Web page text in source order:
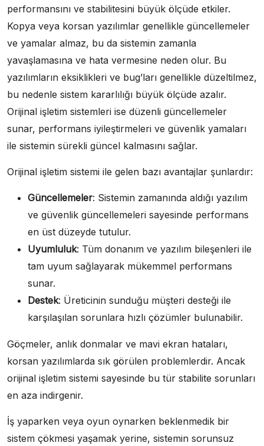
performansını ve stabilitesini büyük ölçüde etkiler.
Kopya veya korsan yazılımlar genellikle güncellemeler
ve yamalar almaz, bu da sistemin zamanla
yavaşlamasına ve hata vermesine neden olur. Bu
yazılımların eksiklikleri ve bug’ları genellikle düzeltilmez,
bu nedenle sistem kararlılığı büyük ölçüde azalır.
Orijinal işletim sistemleri ise düzenli güncellemeler
sunar, performans iyileştirmeleri ve güvenlik yamaları
ile sistemin sürekli güncel kalmasını sağlar.
Orijinal işletim sistemi ile gelen bazı avantajlar şunlardır:
Güncellemeler: Sistemin zamanında aldığı yazılım
ve güvenlik güncellemeleri sayesinde performans
en üst düzeyde tutulur.
Uyumluluk: Tüm donanım ve yazılım bileşenleri ile
tam uyum sağlayarak mükemmel performans
sunar.
Destek: Üreticinin sunduğu müşteri desteği ile
karşılaşılan sorunlara hızlı çözümler bulunabilir.
Göçmeler, anlık donmalar ve mavi ekran hataları,
korsan yazılımlarda sık görülen problemlerdir. Ancak
orijinal işletim sistemi sayesinde bu tür stabilite sorunları
en aza indirgenir.
İş yaparken veya oyun oynarken beklenmedik bir
sistem çökmesi yaşamak yerine, sistemin sorunsuz